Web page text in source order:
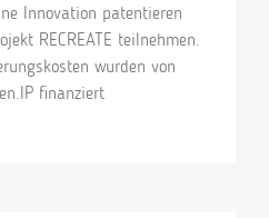
Innovation patentieren
RECREATE teilnehmen.
wurden von
finanziert